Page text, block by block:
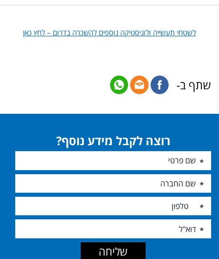
לשטחי תעשייה ולוגיסטיקה נוספים להשכרה בדרום – לחץ כאן
שתף ב-
רוצה לקבל מידע נוסף?
שליחה